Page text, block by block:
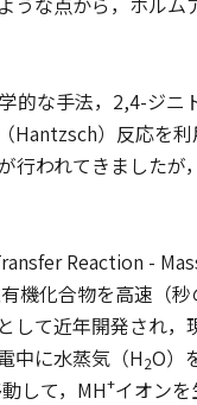
的な手法，2,4-ジニ
Hantzsch）反応を
行われてきましたが
Reaction -
機化合物を高速（
して近年開発され，
中に水蒸気（H2O）
して，MH+イオンを